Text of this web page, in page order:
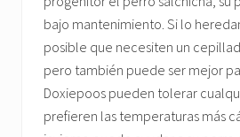
bajo mantenimiento. Si lo
posible que necesiten un
pero también puede ser mejor
Doxiepoos pueden tolerar
prefieren las temperaturas más